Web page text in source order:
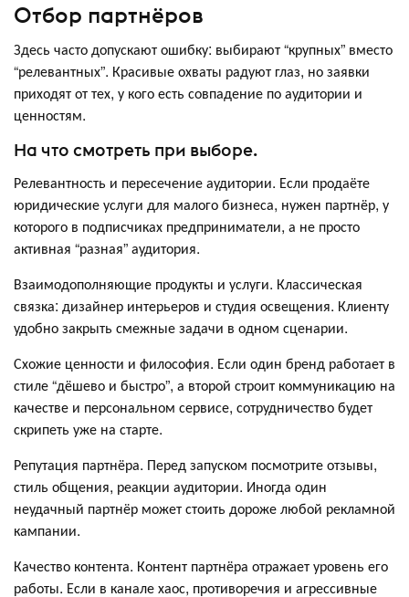
Отбор партнёров
Здесь часто допускают ошибку: выбирают “крупных” вместо
“релевантных”. Красивые охваты радуют глаз, но заявки
приходят от тех, у кого есть совпадение по аудитории и
ценностям.
На что смотреть при выборе.
Релевантность и пересечение аудитории. Если продаёте
юридические услуги для малого бизнеса, нужен партнёр, у
которого в подписчиках предприниматели, а не просто
активная “разная” аудитория.
Взаимодополняющие продукты и услуги. Классическая
связка: дизайнер интерьеров и студия освещения. Клиенту
удобно закрыть смежные задачи в одном сценарии.
Схожие ценности и философия. Если один бренд работает в
стиле “дёшево и быстро”, а второй строит коммуникацию на
качестве и персональном сервисе, сотрудничество будет
скрипеть уже на старте.
Репутация партнёра. Перед запуском посмотрите отзывы,
стиль общения, реакции аудитории. Иногда один
неудачный партнёр может стоить дороже любой рекламной
кампании.
Качество контента. Контент партнёра отражает уровень его
работы. Если в канале хаос, противоречия и агрессивные